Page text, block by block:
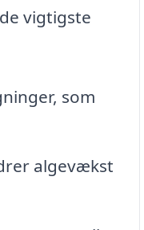
vigtigste
som
algevækst